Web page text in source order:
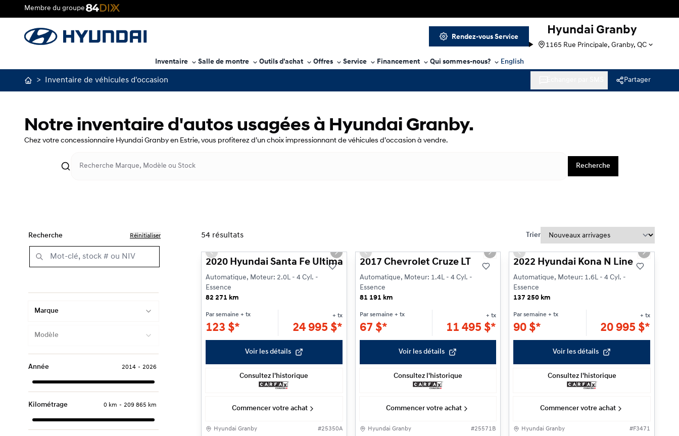
Rendez-vous Service
Hyundai Granby
1165 Rue Principale, Granby, QC
Membre du groupe
Inventaire Salle de montre Outils d'achat Offres Service Financement Qui sommes-nous? English
> Inventaire de véhicules d'occasion Partager
Notre inventaire d'autos usagées à Hyundai Granby.
Chez votre concessionnaire Hyundai Granby en Estrie, vous profiterez d’un choix impressionnant de véhicules d’occasion à vendre.
Recherche
Recherche Réinitialiser
Marque
Modèle
Année 2014 - 2026
Kilométrage 0 km - 209 865 km
54 résultats Trier
Previous slide Next slide
2020 Hyundai Santa Fe Ultimate
Automatique, Moteur: 2.0L - 4 Cyl. -
Essence
82 271 km
Par semaine + tx
123 $*
+ tx
24 995 $*
Voir les détails
Consultez l'historique
Commencer votre achat
Hyundai Granby #25350A
Previous slide Next slide
2017 Chevrolet Cruze LT
Automatique, Moteur: 1.4L - 4 Cyl. -
Essence
81 191 km
Par semaine + tx
67 $*
+ tx
11 495$*
Voir les détails
Consultez l'historique
Commencer votre achat
Hyundai Granby #25571B
Réservé
Previous slide Next slide
2022 Hyundai Kona N Line
Automatique, Moteur: 1.6L - 4 Cyl. -
Essence
137 250 km
Par semaine + tx
90$*
+ tx
20 995 $*
Voir les détails
Consultez l'historique
Commencer votre achat
Hyundai Granby #F3471